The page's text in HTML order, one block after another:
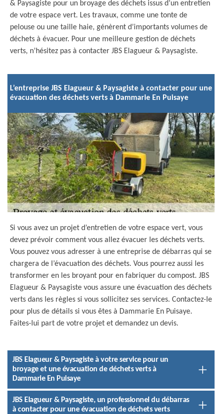
& Paysagiste pour un broyage des déchets issus d’un entretien
de votre espace vert. Les travaux, comme une tonte de
pelouse ou une taille haie, génèrent d’importants volumes de
déchets à évacuer. Pour une meilleure gestion de déchets
verts, n’hésitez pas à contacter JBS Elagueur & Paysagiste.
L’entreprise JBS Elagueur & Paysagiste à contacter pour une
évacuation des déchets verts à Dammarie En Puisaye
Si vous avez un projet d’entretien de votre espace vert, vous
devez prévoir comment vous allez évacuer les déchets verts.
Vous pouvez vous adresser à une entreprise de débarras qui se
chargera de l’évacuation des déchets. Vous pourrez aussi les
transformer en les broyant pour en fabriquer du compost. JBS
Elagueur & Paysagiste vous assure une évacuation des déchets
verts dans les règles si vous sollicitez ses services. Contactez-le
pour plus de détails si vous êtes à Dammarie En Puisaye.
Faites-lui part de votre projet et demandez un devis.
JBS Elagueur & Paysagiste à votre service pour un
broyage et une évacuation de déchets verts à
Dammarie En Puisaye
JBS Elagueur & Paysagiste, un professionnel du débarras
à contacter pour une évacuation de déchets verts